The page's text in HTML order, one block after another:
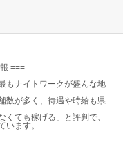
===
もナイトワークが盛んな地
数が多く、待遇や時給も県
くても稼げる」と評判で、
います。